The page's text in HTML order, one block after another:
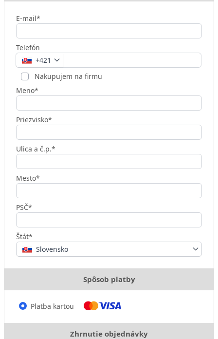
E-mail*
Telefón
+421
Nakupujem na firmu
Meno*
Priezvisko*
Ulica a č.p.*
Mesto*
PSČ*
Štát*
Slovensko
Spôsob platby
Platba kartou
Zhrnutie objednávky